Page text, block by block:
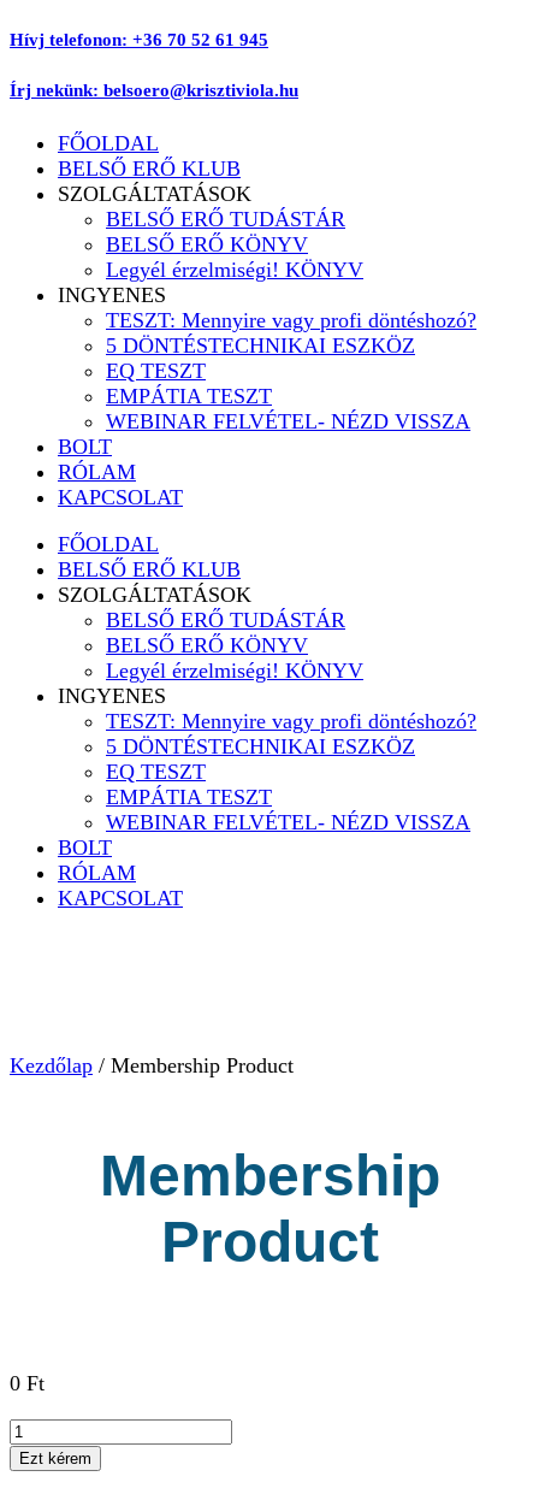
Ugrás
tartalomhoz
Hívj telefonon: +36 70 52 61 945
Írj nekünk: belsoero@krisztiviola.hu
FŐOLDAL
BELSŐ ERŐ KLUB
SZOLGÁLTATÁSOK
BELSŐ ERŐ TUDÁSTÁR
BELSŐ ERŐ KÖNYV
Legyél érzelmiségi! KÖNYV
INGYENES
TESZT: Mennyire vagy profi döntéshozó?
5 DÖNTÉSTECHNIKAI ESZKÖZ
EQ TESZT
EMPÁTIA TESZT
WEBINAR FELVÉTEL- NÉZD VISSZA
BOLT
RÓLAM
KAPCSOLAT
FŐOLDAL
BELSŐ ERŐ KLUB
SZOLGÁLTATÁSOK
BELSŐ ERŐ TUDÁSTÁR
BELSŐ ERŐ KÖNYV
Legyél érzelmiségi! KÖNYV
INGYENES
TESZT: Mennyire vagy profi döntéshozó?
5 DÖNTÉSTECHNIKAI ESZKÖZ
EQ TESZT
EMPÁTIA TESZT
WEBINAR FELVÉTEL- NÉZD VISSZA
BOLT
RÓLAM
KAPCSOLAT
Kezdőlap / Membership Product
Membership
Product
0 Ft
Membership
Product
mennyiség
Ezt kérem